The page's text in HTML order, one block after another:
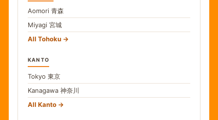
Aomori 青森
Miyagi 宮城
All Tohoku
KANTO
Tokyo 東京
Kanagawa 神奈川
All Kanto